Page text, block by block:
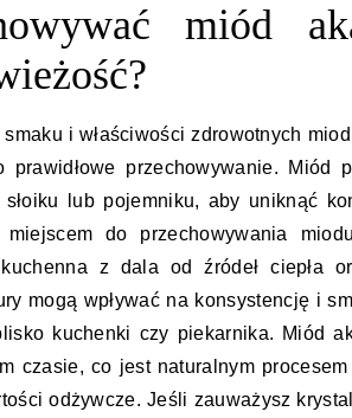
miód
i właściwości zdrowotnych
przechowywanie. Miód
lub pojemniku, aby uniknąć
miejscem do przechowywania
z dala od źródeł ciepła
mogą wpływać na konsystencję i
kuchenki czy piekarnika. Miód
czasie, co jest naturalnym
odżywcze. Jeśli zauważysz